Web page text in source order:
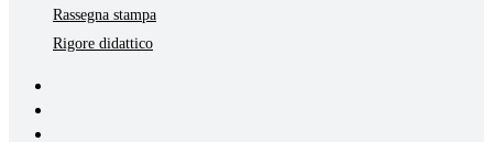
Rassegna stampa
Rigore didattico